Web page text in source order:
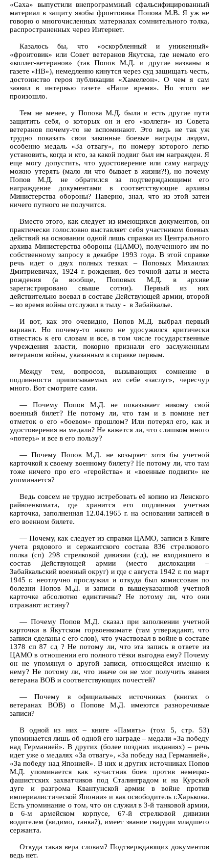
«Саха» выпустили внепрограммный сфальсифицированный
материал в защиту якобы фронтовика Попова М.В. Я уж не
говорю о многочисленных материалах сомнительного толка,
распространенных через Интернет.
Казалось бы, что «оскорбленный и униженный»
«фронтовик» или Совет ветеранов Якутска, где немало его
«коллег-ветеранов» (так Попов М.Д. и другие названы в
газете «НВ»), немедленно кинутся через суд защищать честь,
достоинство героя публикации «Хамелеон». О чем я сам
заявил в интервью газете «Наше время». Но этого не
произошло.
Тем не менее, у Попова М.Д. были и есть другие пути
защитить себя, о которых он и его «коллеги» из Совета
ветеранов почему-то не вспоминают. Это ведь не так уж
трудно показать свои законные боевые награды людям,
особенно медаль «За отвагу», по номеру которого легко
установить, когда и кто, за какой подвиг был им награжден. Я
еще могу допустить, что удостоверение или саму награду
можно утерять (мало ли что бывает в жизни?!), но почему
Попов М.Д. не обратился за подтверждающими его
награждение документами в соответствующие архивы
Министерства обороны? Наверно, знал, что из этой затеи
ничего путного не получится.
Вместо этого, как следует из имеющихся документов, он
практически голословно выставляет себя участником боевых
действий на основании одной лишь справки из Центрального
архива Министерства обороны (ЦАМО), полученного им по
собственному запросу в декабре 1993 года. В этой справке
речь идет о двух полных тезках – Поповых Михаилах
Дмитриевичах, 1924 г. рождения, без точной даты и места
рождения (а вообще, Поповых М.Д. в архиве
зарегистрировано свыше сотни). Первый из них
действительно воевал в составе Действующей армии, второй
– во время войны отслужил в тылу - в Забайкалье.
И вот, как это очевидно, Попов М.Д. выбрал первый
вариант. Но почему-то никто не удосужился критически
отнестись к его словам и все, в том числе государственные
учреждения власти, покорно признали его заслуженным
ветераном войны, указанным в справке первым.
Между тем, вопросов, вызывающих сомнение в
подлинности приписываемых им себе «заслуг», чересчур
много. Вот смотрите сами.
— Почему Попов М.Д. не показывает никому свой
военный билет? Не потому ли, что там и в помине нет
отметок о его «боевом» прошлом? Или потерял его, как и
удостоверения на медали? Не кажется ли, что слишком много
«потерь» и все в его пользу?
— Почему Попов М.Д. не козыряет хотя бы учетной
карточкой к своему военному билету? Не потому ли, что там
тоже ничего про его «геройства» и «военные подвиги» не
упоминается?
Ведь совсем не трудно истребовать её копию из Ленского
райвоенкомата, где хранится его подлинная учетная
карточка, заполненная 12.04.1965 г. на основании записей в
его военном билете.
— Почему, как следует из справки ЦАМО, записи в Книге
учета рядового и сержантского состава 836 стрелкового
полка (сп) 298 стрелковой дивизии (сд), не входившего в
состав Действующей армии (место дислокации –
Забайкальский военный округ) и где с августа 1942 г. по март
1945 г. неотлучно прослужил и откуда был комиссован по
болезни Попов М.Д. и записи в вышеуказанной учетной
карточке абсолютно единтичны? Не потому ли, что они
отражают истину?
— Почему Попов М.Д. сказал при заполнении учетной
карточки в Якутском горвоенкомате (там утверждают, что
записи сделаны с его слов), что участвовал в войне в составе
1378 сп 87 сд ? Не потому ли, что эта запись в ответе из
ЦАМО в отношении его полного тёзки выгодна ему? Почему
он не упомянул о другой записи, относящейся именно к
нему? Не потому ли, что иначе он не мог получить звания
ветерана ВОВ и соответствующих почестей?
— Почему в официальных источниках (книгах о
ветеранах ВОВ) о Попове М.Д. имеются разноречивые
записи?
В одной из них – книге «Память» (том 5, стр. 53)
упоминается лишь об одной его награде – медали «За победу
над Германией». В других (более поздних изданиях) – речь
идет уже о медалях «За отвагу», «За победу над Германией»,
«За победу над Японией». В них и других источниках Попов
М.Д. упоминается как «участник боев против немецко-
фашистских захватчиков под Сталинградом и на Курской
дуге и разгрома Квантунской армии в войне против
империалистической Японии» и как освободитель г.Харькова.
Есть упоминание о том, что он служил в 3-й танковой армии,
в 6-м армейском корпусе, 67-й стрелковой дивизии
водителем (видимо, танка?), имеет звание гвардии младшего
сержанта.
Откуда такая вера словам? Подтверждающих документов
ведь нет.